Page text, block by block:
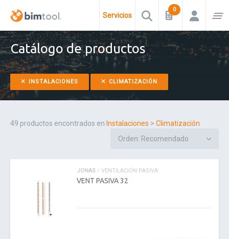
Servicios
Catálogo de productos
INSTALACIONES CLIMATIZACIÓN
49 productos encontrados en Instalaciones > Climatización
JONAS / VENTILACIÓN PASIVA
VENT PASIVA 32